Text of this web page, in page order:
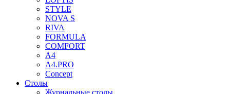
STYLE
NOVA S
RIVA
FORMULA
COMFORT
A4
A4.PRO
Concept
Столы
Журнальные столы